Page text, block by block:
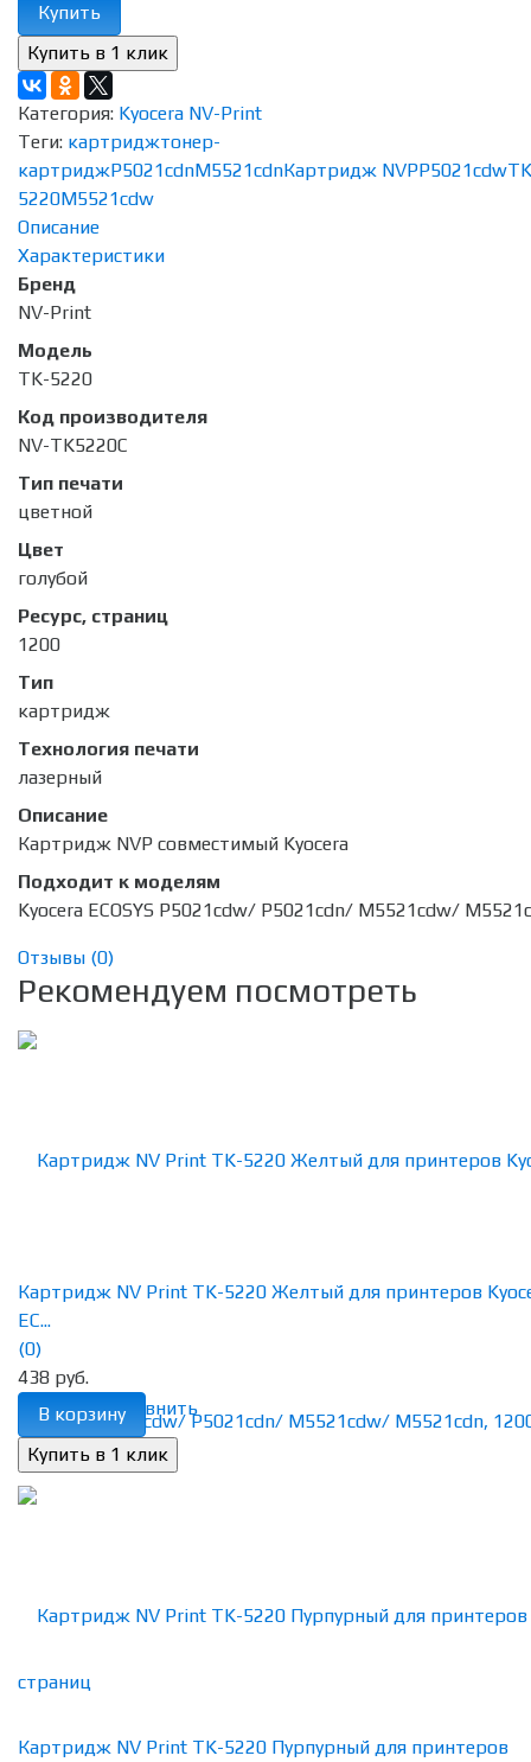
Купить
Категория: Kyocera NV-Print
Теги: картриджтонер-
картриджP5021cdnM5521cdnКартридж NVPP5021cdw
5220M5521cdw
Описание
Характеристики
Бренд
NV-Print
Модель
TK-5220
Код производителя
NV-TK5220C
Тип печати
цветной
Цвет
голубой
Ресурс, страниц
1200
Тип
картридж
Технология печати
лазерный
Описание
Картридж NVP совместимый Kyocera
Подходит к моделям
Kyocera ECOSYS P5021cdw/ P5021cdn/ M5521cdw/
Отзывы (0)
Рекомендуем посмотреть
избранное сравнить
Картридж NV Print TK-5220 Желтый для принтеров
EC...
(0)
438 руб.
В корзину
Картридж NV Print TK-5220 Пурпурный для принтеров